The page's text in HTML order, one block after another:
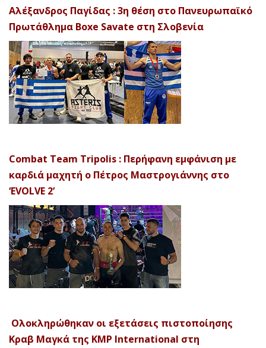
Αλέξανδρος Παγίδας : 3η θέση στο Πανευρωπαϊκό
Πρωτάθλημα Boxe Savate στη Σλοβενία
Combat Team Tripolis : Περήφανη εμφάνιση με
καρδιά μαχητή ο Πέτρος Μαστρογιάννης στο
‘EVOLVE 2’
Ολοκληρώθηκαν οι εξετάσεις πιστοποίησης
Κραβ Μαγκά της KMP International στη